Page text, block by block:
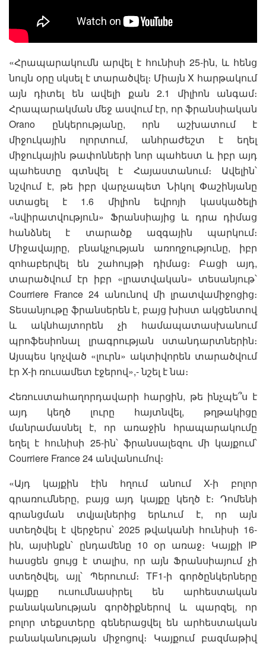
«Հրապարակումն արվել է հունիսի 25-ին, և հենց
նույն օրը սկսել է տարածվել։ Միայն X հարթակում
այն դիտել են ավելի քան 2.1 միլիոն անգամ։
Հրապարակման մեջ ասվում էր, որ ֆրանսիական
Orano ընկերությանը, որն աշխատում է
միջուկային ոլորտում, անհրաժեշտ է եղել
միջուկային թափոնների նոր պահեստ և իբր այդ
պահեստը գտնվել է Հայաստանում։ Ավելին՝
նշվում է, թե իբր վարչապետ Նիկոլ Փաշինյանը
ստացել է 1.6 միլիոն եվրոյի կասկածելի
«նվիրատվություն» Ֆրանսիայից և դրա դիմաց
հանձնել է տարածք ազգային պարկում։
Միջավայրը, բնակչության առողջությունը, իբր
զոհաբերվել են շահույթի դիմաց։ Բացի այդ,
տարածվում էր իբր «լրատվական» տեսանյութ՝
Courriere France 24 անունով մի լրատվամիջոցից։
Տեսանյութը ֆրանսերեն է, բայց խիստ ակցենտով
և ակնհայտորեն չի համապատասխանում
պրոֆեսիոնալ լրագրության ստանդարտներին։
Այսպես կոչված «լուրն» ակտիվորեն տարածվում
էր X-ի ռուսամետ էջերով»,- նշել է նա։
Հեռուստահաղորդավարի հարցին, թե ինչպե՞ս է
այդ կեղծ լուրը հայտնվել, թղթակիցը
մանրամասնել է, որ առաջին հրապարակումը
եղել է հունիսի 25-ին՝ ֆրանսալեզու մի կայքում՝
Courriere France 24 անվանումով։
«Այդ կայքին էին հղում անում X-ի բոլոր
գրառումները, բայց այդ կայքը կեղծ է։ Դոմենի
գրանցման տվյալներից երևում է, որ այն
ստեղծվել է վերջերս՝ 2025 թվականի հունիսի 16-
ին, այսինքն՝ ընդամենը 10 օր առաջ։ Կայքի IP
հասցեն ցույց է տալիս, որ այն Ֆրանսիայում չի
ստեղծվել, այլ՝ Պերուում։ TF1-ի գործընկերները
կայքը ուսումնասիրել են արհեստական
բանականության գործիքներով և պարզել, որ
բոլոր տեքստերը գեներացվել են արհեստական
բանականության միջոցով։ Կայքում բազմաթիվ